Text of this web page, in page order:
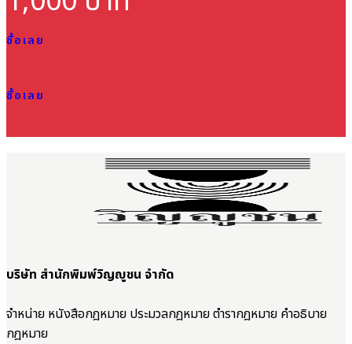
ซื้อเลย
ซื้อเลย
บริษัท สำนักพิมพ์วิญญูชน จำกัด
จำหน่าย หนังสือกฎหมาย ประมวลกฎหมาย ตำรากฎหมาย คำอธิบาย
กฎหมาย